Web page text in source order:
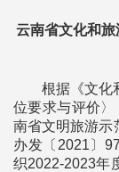
云南省文化和
根据《文化
位要求与评价
南省文明旅游示
办发〔2021〕
织2022-2023年